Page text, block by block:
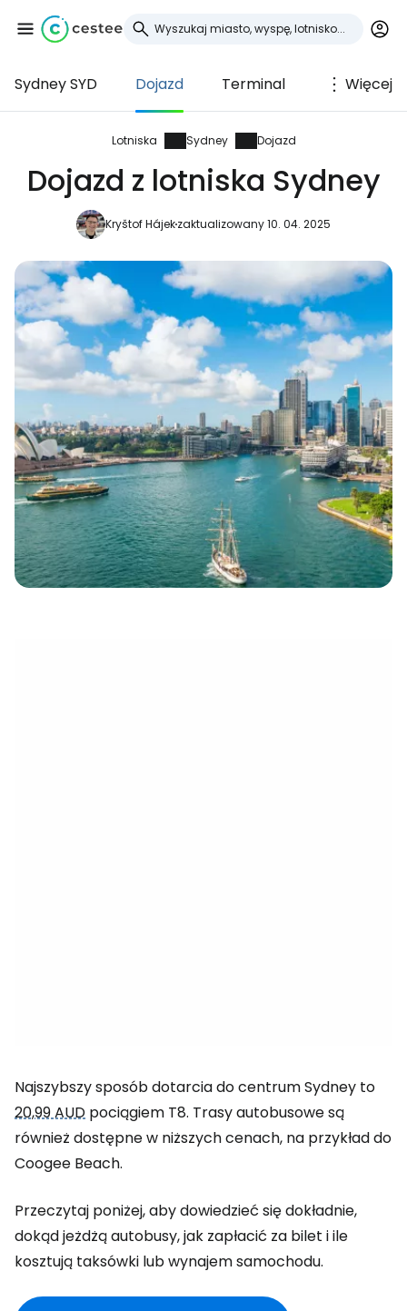
Sydney SYD Dojazd Terminal Więcej
Lotniska Sydney Dojazd
Dojazd z lotniska Sydney
Kryštof Hájekzaktualizowany 10. 04. 2025
Najszybszy sposób dotarcia do centrum Sydney to
20,99 AUD pociągiem T8. Trasy autobusowe są
również dostępne w niższych cenach, na przykład do
Coogee Beach.
Przeczytaj poniżej, aby dowiedzieć się dokładnie,
dokąd jeżdżą autobusy, jak zapłacić za bilet i ile
kosztują taksówki lub wynajem samochodu.
Zaloguj się do
Cestee
... światowej społeczności podróżniczej
Kontynuuj z Facebookiem
Kontynuuj z e-mailem